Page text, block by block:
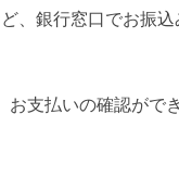
、銀行窓口でお振
支払いの確認がで